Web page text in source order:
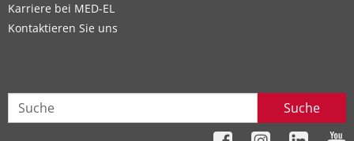
Karriere bei MED-EL
Kontaktieren Sie uns
Suche